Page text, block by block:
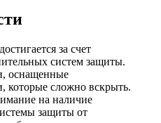
за счет
систем защиты.
оснащенные
которые сложно вскрыть.
на наличие
защиты от